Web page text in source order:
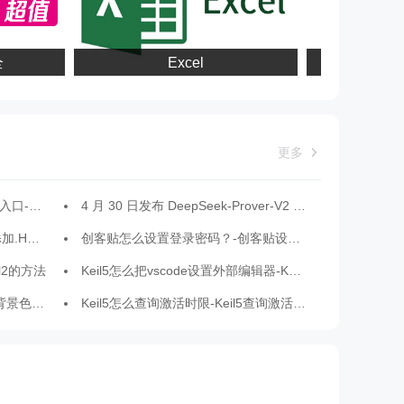
Excel
更多
网入口 4 月 30 日发布 DeepSeek-Prover-V2 模型，再次推动热度
方法 创客贴怎么设置登录密码？-创客贴设置登录密码的方法
的方法 Keil5怎么把vscode设置外部编辑器-Keil5把vscode设置外部编辑器的方法
方法 Keil5怎么查询激活时限-Keil5查询激活时限的方法